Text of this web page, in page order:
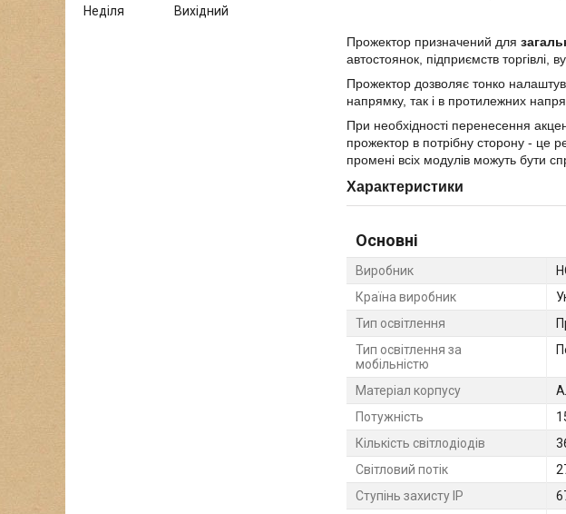
Прожектор призначений для
автостоянок, підприємств торгівлі,
Прожектор дозволяє тонко
напрямку, так і в протилежних
При необхідності перенесення
прожектор в потрібну сторону - це
промені всіх модулів можуть бути
Характеристики
Основні
Виробник
Країна виробник
Тип освітлення
Тип освітлення за
мобільністю
Матеріал корпусу
Потужність
Кількість світлодіодів
Світловий потік
Ступінь захисту IP
Неділя
Вихідний